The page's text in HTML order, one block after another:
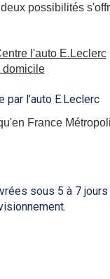
possibilités
l'auto E.Leclerc
domicile
l’auto E.Leclerc
France
sous 5 à 7